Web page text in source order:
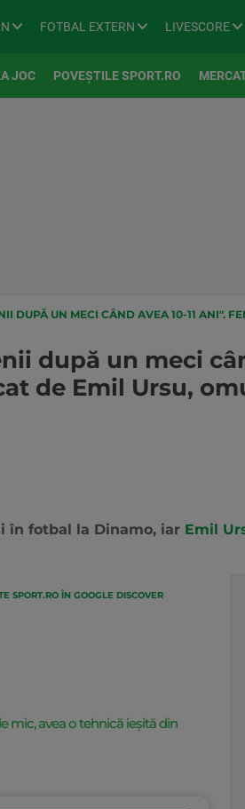
FOTBAL EXTERN LIVESCORE
JOC POVEȘTILE SPORT.RO
MECI CÂND AVEA 10-11 ANI". FENOMENUL RADU ȘTEFAN,
după un meci
de Emil Ursu,
în fotbal la Dinamo, iar Emil
SPORT.RO ÎN GOOGLE DISCOVER
mic, avea o tehnică ieșită din